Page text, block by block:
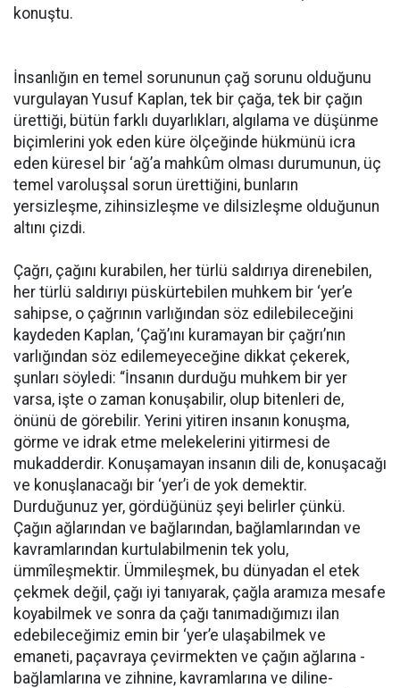
konuştu.
İnsanlığın en temel sorununun çağ sorunu olduğunu
vurgulayan Yusuf Kaplan, tek bir çağa, tek bir çağın
ürettiği, bütün farklı duyarlıkları, algılama ve düşünme
biçimlerini yok eden küre ölçeğinde hükmünü icra
eden küresel bir ‘ağ’a mahkûm olması durumunun, üç
temel varoluşsal sorun ürettiğini, bunların
yersizleşme, zihinsizleşme ve dilsizleşme olduğunun
altını çizdi.
Çağrı, çağını kurabilen, her türlü saldırıya direnebilen,
her türlü saldırıyı püskürtebilen muhkem bir ‘yer’e
sahipse, o çağrının varlığından söz edilebileceğini
kaydeden Kaplan, ‘Çağ’ını kuramayan bir çağrı’nın
varlığından söz edilemeyeceğine dikkat çekerek,
şunları söyledi: “İnsanın durduğu muhkem bir yer
varsa, işte o zaman konuşabilir, olup bitenleri de,
önünü de görebilir. Yerini yitiren insanın konuşma,
görme ve idrak etme melekelerini yitirmesi de
mukadderdir. Konuşamayan insanın dili de, konuşacağı
ve konuşlanacağı bir ‘yer’i de yok demektir.
Durduğunuz yer, gördüğünüz şeyi belirler çünkü.
Çağın ağlarından ve bağlarından, bağlamlarından ve
kavramlarından kurtulabilmenin tek yolu,
ümmîleşmektir. Ümmileşmek, bu dünyadan el etek
çekmek değil, çağı iyi tanıyarak, çağla aramıza mesafe
koyabilmek ve sonra da çağı tanımadığımızı ilan
edebileceğimiz emin bir ‘yer’e ulaşabilmek ve
emaneti, paçavraya çevirmekten ve çağın ağlarına -
bağlamlarına ve zihnine, kavramlarına ve diline-